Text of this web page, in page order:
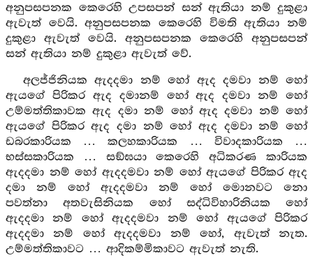
අනුපසපනක කෙරෙහි උපසපන් සන් ඇතියා නම් දුකුළා
ඇවැත් වෙයි. අනුපසපනක කෙරෙහි විමති ඇතියා නම්
දුකුළා ඇවැත් වෙයි. අනුපසපනක කෙරෙහි අනුපසපන්
සන් ඇතියා නම් දුකුළා ඇවැත් වේ.
අලජ්ජිනියක ඇදදමා නම් හෝ ඇද දමවා නම් හෝ
ඇයගේ පිරිකර ඇද දමානම් හෝ ඇද දමවා නම් හෝ
උම්මත්තිකාවක ඇද දමා නම් හෝ ඇද දමවා නම් හෝ
ඇයගේ පිරිකර ඇද දමා නම් හෝ ඇද දමවා නම් හෝ
ඩබරකාරියක … කලහකාරියක … විවාදකාරියක …
භස්සකාරියක … සඞ්ඝයා කෙරෙහි අධිකරණ කාරියක
ඇදදමා නම් හෝ ඇදදමවා නම් හෝ ඇයගේ පිරිකර ඇද
දමා නම් හෝ ඇදදමවා නම් හෝ මොනවට නො
පවත්නා අතවැසිනියක හෝ සද්ධිවිහාරිනියක හෝ
ඇදදමා නම් හෝ ඇදදමවා නම් හෝ ඇයගේ පිරිකර
ඇදදමා නම් හෝ ඇදදමවා නම් හෝ, ඇවැත් නැත.
උම්මත්තිකාවට … ආදිකම්මිකාවට ඇවැත් නැති.